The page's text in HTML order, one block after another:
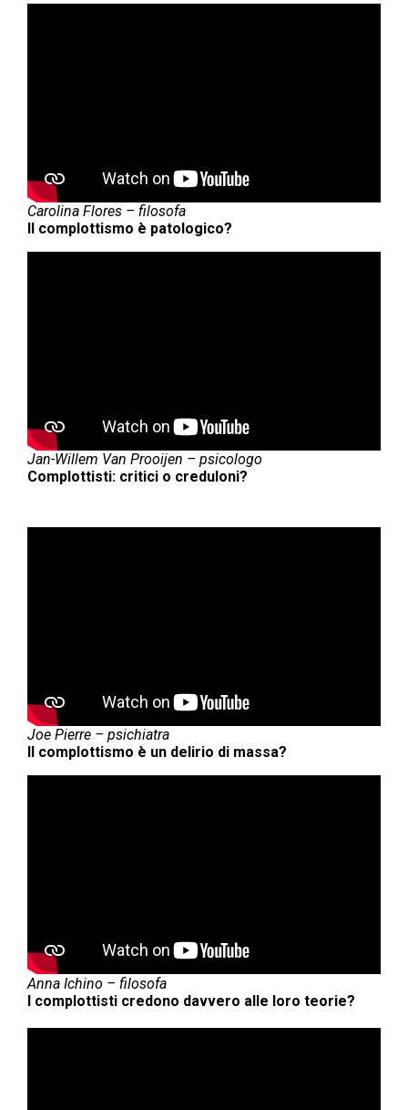
Carolina Flores – filosofa
Il complottismo è patologico?
Jan-Willem Van Prooijen – psicologo
Complottisti: critici o creduloni?
Joe Pierre – psichiatra
Il complottismo è un delirio di massa?
Anna Ichino – filosofa
I complottisti credono davvero alle loro teorie?